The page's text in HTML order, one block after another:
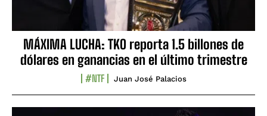
MÁXIMA LUCHA: TKO reporta 1.5 billones de
dólares en ganancias en el último trimestre
#NTF Juan José Palacios